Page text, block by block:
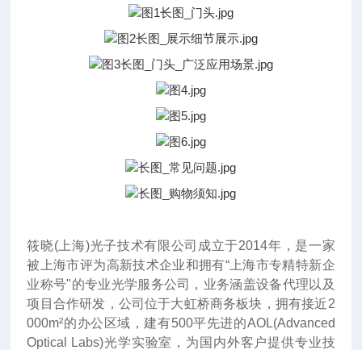
筱晓(上海)光子技术有限公司成立于2014年 ， 是一家
被上海市评为高新技术企业和拥有“上海市专精特新企
业称号"的专业光学服务公司，业务涵盖设备代理以及
项目合作研发，公司位于大虹桥商务板块，拥有接近2
000m²的办公区域，建有500平先进的AOL(Advanced
Optical Labs)光学实验室，为国内外客户提供专业技